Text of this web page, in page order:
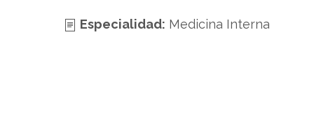
Especialidad: Medicina Interna